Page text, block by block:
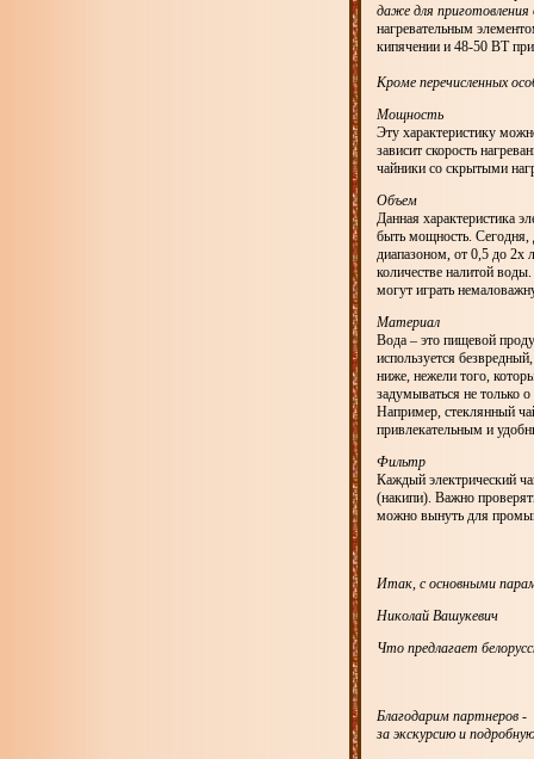
даже для
нагревательным
кипячении и 48-50 ВТ
Кроме перечисленных
Мощность
Эту характеристику
зависит скорость
чайники со скрытыми
Объем
Данная характеристика
быть мощность. Сегодня,
диапазоном, от 0,5 до 2х
количестве налитой
могут играть
Материал
Вода – это пищевой
используется
ниже, нежели того,
задумываться не только
Например, стеклянный
привлекательным и
Фильтр
Каждый электрический
(накипи). Важно
можно вынуть для
Итак, с основными
Николай Вашукевич
Что предлагает
Благодарим партнеров -
за экскурсию и